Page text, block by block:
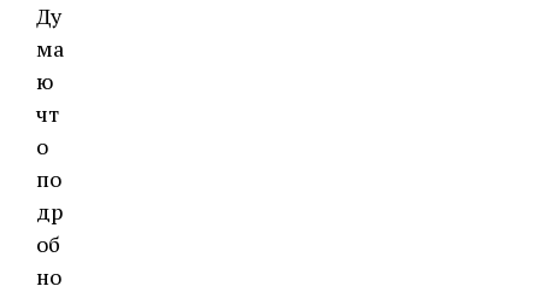
Ду
ма
ю
чт
о
по
др
об
но